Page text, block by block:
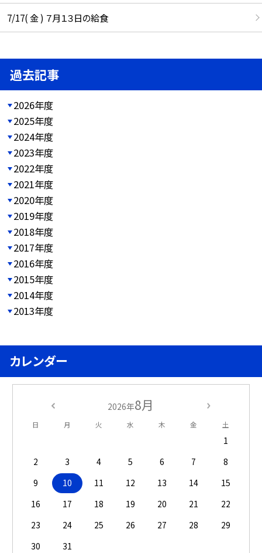
7/17( 金 ) ７月１３日の給食
過去記事
2026年度
2025年度
2024年度
2023年度
2022年度
2021年度
2020年度
2019年度
2018年度
2017年度
2016年度
2015年度
2014年度
2013年度
カレンダー
2026年8月
日 月 火 水 木 金 土
1
2
3 4 5 6 7
8
9
10 11 12 13 14
15
16
17 18 19 20 21
22
23
24 25 26 27 28
29
30
31